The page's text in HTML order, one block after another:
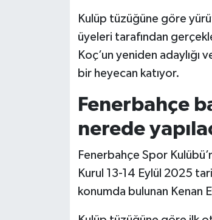
Kulüp tüzüğüne göre
üyeleri tarafından
Koç’un yeniden adaylığı
bir heyecan katıyor.
Fenerbahçe
nerede
Fenerbahçe Spor
Kurul 13-14 Eylül 2025
konumda bulunan Kenan